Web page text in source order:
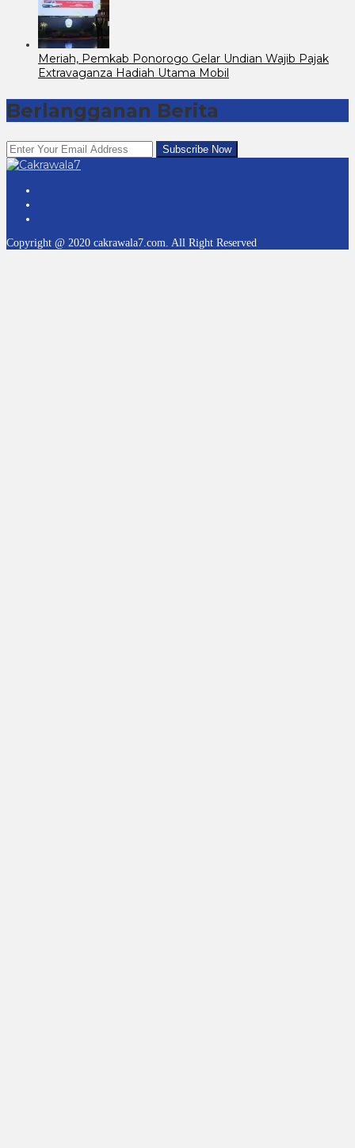
Meriah, Pemkab Ponorogo Gelar Undian Wajib Pajak
Extravaganza Hadiah Utama Mobil
Berlangganan Berita
Copyright @ 2020 cakrawala7.com. All Right Reserved